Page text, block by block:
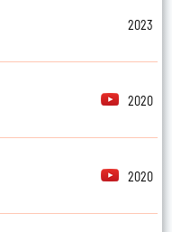
2023
2020
2020